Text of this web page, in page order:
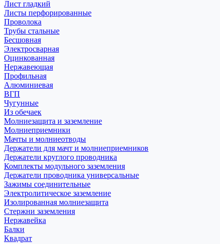
Лист гладкий
Листы перфорированные
Проволока
Трубы стальные
Бесшовная
Электросварная
Оцинкованная
Нержавеющая
Профильная
Алюминиевая
ВГП
Чугунные
Из обечаек
Молниезащита и заземление
Молниеприемники
Мачты и молниеотводы
Держатели для мачт и молниеприемников
Держатели круглого проводника
Комплекты модульного заземления
Держатели проводника универсальные
Зажимы соединительные
Электролитическое заземление
Изолированная молниезащита
Стержни заземления
Нержавейка
Балки
Квадрат